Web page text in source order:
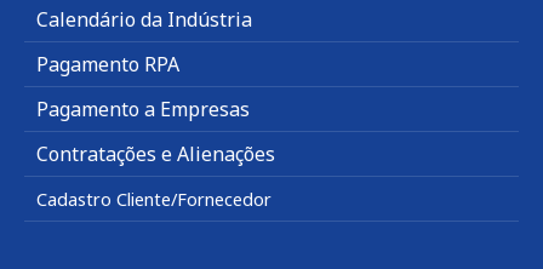
Calendário da Indústria
Pagamento RPA
Pagamento a Empresas
Contratações e Alienações
Cadastro Cliente/Fornecedor